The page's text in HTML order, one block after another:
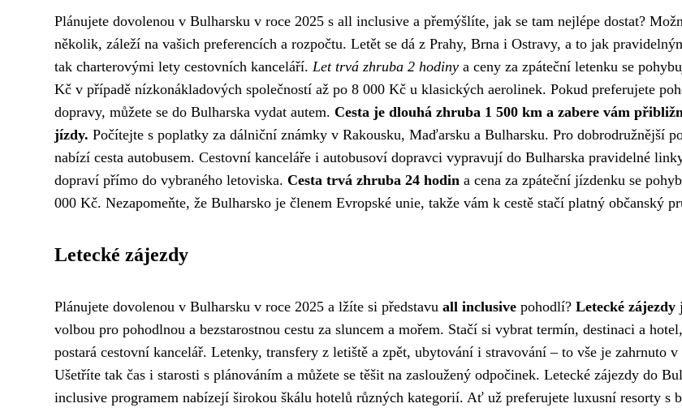
Plánujete dovolenou v Bulharsku v roce 2025 s all inclusive a přemýšlíte, jak se tam nejlépe dostat?
několik, záleží na vašich preferencích a rozpočtu. Letět se dá z Prahy, Brna i Ostravy, a to jak
tak charterovými lety cestovních kanceláří. Let trvá zhruba 2 hodiny a ceny za zpáteční letenku se
Kč v případě nízkonákladových společností až po 8 000 Kč u klasických aerolinek. Pokud preferujete
dopravy, můžete se do Bulharska vydat autem. Cesta je dlouhá zhruba 1 500 km a zabere vám
jízdy. Počítejte s poplatky za dálniční známky v Rakousku, Maďarsku a Bulharsku. Pro dobrodružnější
nabízí cesta autobusem. Cestovní kanceláře i autobusoví dopravci vypravují do Bulharska pravidelné
dopraví přímo do vybraného letoviska. Cesta trvá zhruba 24 hodin a cena za zpáteční jízdenku se
000 Kč. Nezapomeňte, že Bulharsko je členem Evropské unie, takže vám k cestě stačí platný občanský
Letecké zájezdy
Plánujete dovolenou v Bulharsku v roce 2025 a lžíte si představu all inclusive pohodlí? Letecké zájezdy
volbou pro pohodlnou a bezstarostnou cestu za sluncem a mořem. Stačí si vybrat termín, destinaci a
postará cestovní kancelář. Letenky, transfery z letiště a zpět, ubytování i stravování – to vše je zahrnuto v
Ušetříte tak čas i starosti s plánováním a můžete se těšit na zasloužený odpočinek. Letecké zájezdy do
inclusive programem nabízejí širokou škálu hotelů různých kategorií. Ať už preferujete luxusní resorty s